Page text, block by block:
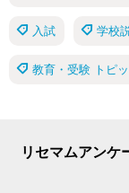
入試 学校
教育・受験 トピ
リセマムアンケ